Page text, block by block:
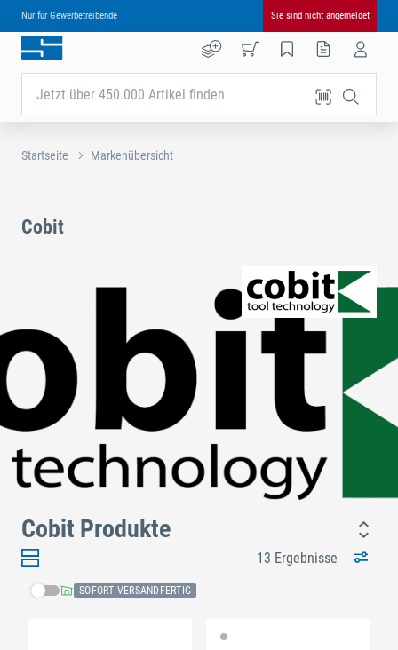
Nur für Gewerbetreibende Sie sind nicht angemeldet
Jetzt über 450.000 Artikel finden
Startseite Markenübersicht
Cobit
Cobit Produkte
13 Ergebnisse
SOFORT VERSANDFERTIG